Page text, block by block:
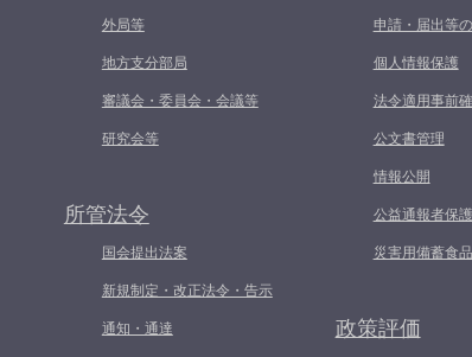
外局等
地方支分部局
審議会・委員会・会議等
研究会等
所管法令
国会提出法案
新規制定・改正法令・告示
通知・通達
申請・届出等
個人情報保護
法令適用事前
公文書管理
情報公開
公益通報者保
災害用備蓄食
政策評価